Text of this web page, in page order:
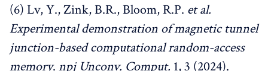
(6) Lv, Y., Zink, B.R., Bloom, R.P. et al.
Experimental demonstration of magnetic tunnel
junction-based computational random-access
memory. npj Unconv. Comput. 1, 3 (2024).